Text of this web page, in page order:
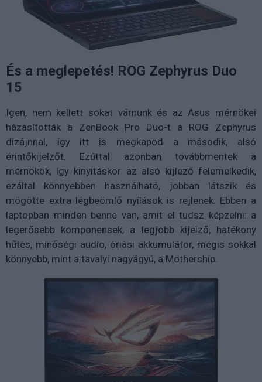
És a meglepetés! ROG Zephyrus Duo
15
Igen, nem kellett sokat várnunk és az Asus mérnökei
házasították a ZenBook Pro Duo-t a ROG Zephyrus
dizájnnal, így itt is megkapod a második, alsó
érintőkijelzőt. Ezúttal azonban továbbmentek a
mérnökök, így kinyitáskor az alsó kijlező felemelkedik,
ezáltal könnyebben használható, jobban látszik és
mögötte extra légbeömlő nyílások is rejlenek. Ebben a
laptopban minden benne van, amit el tudsz képzelni: a
legerősebb komponensek, a legjobb kijelző, hatékony
hűtés, minőségi audio, óriási akkumulátor, mégis sokkal
könnyebb, mint a tavalyi nagyágyú, a Mothership.